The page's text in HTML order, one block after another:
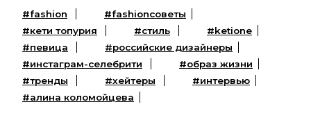
#fashion
#fashionсоветы
#кети топурия
#стиль
#ketione
#певица
#российские дизайнеры
#инстаграм-селебрити
#образ жизни
#тренды
#хейтеры
#интервью
#алина коломойцева